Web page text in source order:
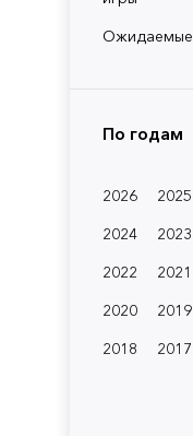
Ожидаемые
По годам
2026
2025
2024
2023
2022
2021
2020
2019
2018
2017